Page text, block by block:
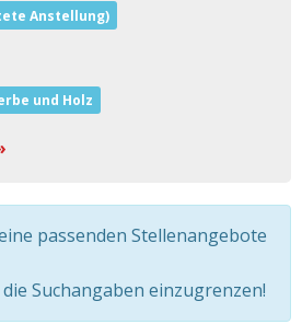
Anstellung)
und Holz
passenden Stellenangebote
Suchangaben einzugrenzen!